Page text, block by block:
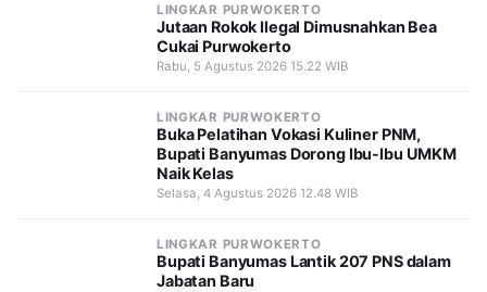
LINGKAR PURWOKERTO
Jutaan Rokok Ilegal Dimusnahkan Bea
Cukai Purwokerto
Rabu, 5 Agustus 2026 15.22 WIB
LINGKAR PURWOKERTO
Buka Pelatihan Vokasi Kuliner PNM,
Bupati Banyumas Dorong Ibu-Ibu UMKM
Naik Kelas
Selasa, 4 Agustus 2026 12.48 WIB
LINGKAR PURWOKERTO
Bupati Banyumas Lantik 207 PNS dalam
Jabatan Baru